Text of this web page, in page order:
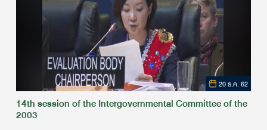
20 ธ.ค. 62
14th session of the Intergovernmental Committee of the
2003